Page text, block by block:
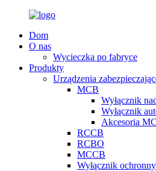
Dom
O nas
Wycieczka po fabryce
Produkty
Urządzenia
MCB
Wyłącznik
Wyłącznik
Akcesoria
RCCB
RCBO
MCCB
Wyłącznik